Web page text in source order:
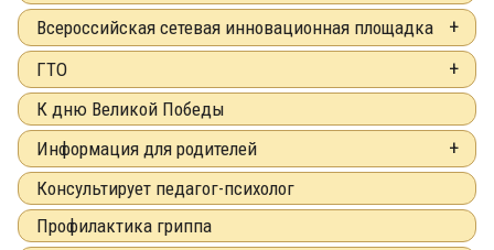
Всероссийская сетевая инновационная площадка
ГТО
К дню Великой Победы
Информация для родителей
Консультирует педагог-психолог
Профилактика гриппа